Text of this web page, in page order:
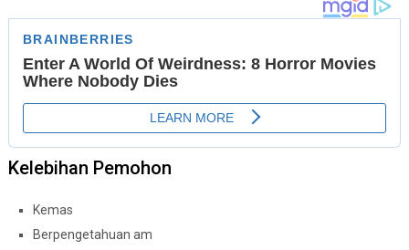
Kelebihan Pemohon
Kemas
Berpengetahuan am